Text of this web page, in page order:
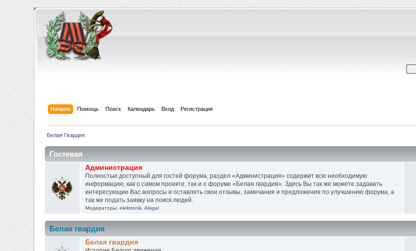
Начало Помощь Поиск Календарь Вход Регистрация
Белая Гвардия
Гостевая
Администрация
Полностью доступный для гостей форума, раздел «Администрация» содержит всю необходимую
информацию, как о самом проекте, так и о форуме «Белая гвардия». Здесь Вы так же можете задавать
интересующие Вас вопросы и оставлять свои отзывы, замечания и предложения по улучшению форума, а
так же подать заявку на поиск людей.
Модераторы: elektronik, Abigal
Белая гвардия
Белая гвардия